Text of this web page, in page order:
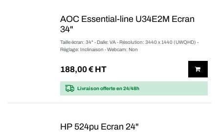
AOC Essential-line U34E2M Ecran
34"
Taille écran: 34" - Dalle: VA - Résolution: 3440 x 1440 (UWQHD) -
Réglage: Inclinaison - Webcam: Non
188,00€ HT
Livraison offerteen 24/48h
HP 524pu Ecran 24"